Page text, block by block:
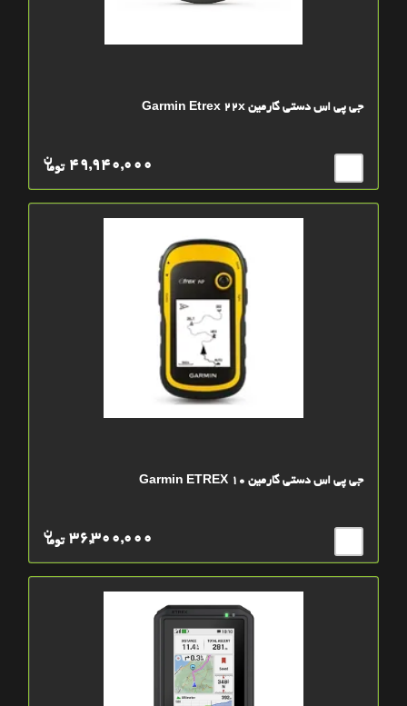
جی پی اس دستی گارمین Garmin Etrex 22x
توما
ن 49,940,000
جی پی اس دستی گارمین Garmin ETREX 10
توما
ن 36,300,000